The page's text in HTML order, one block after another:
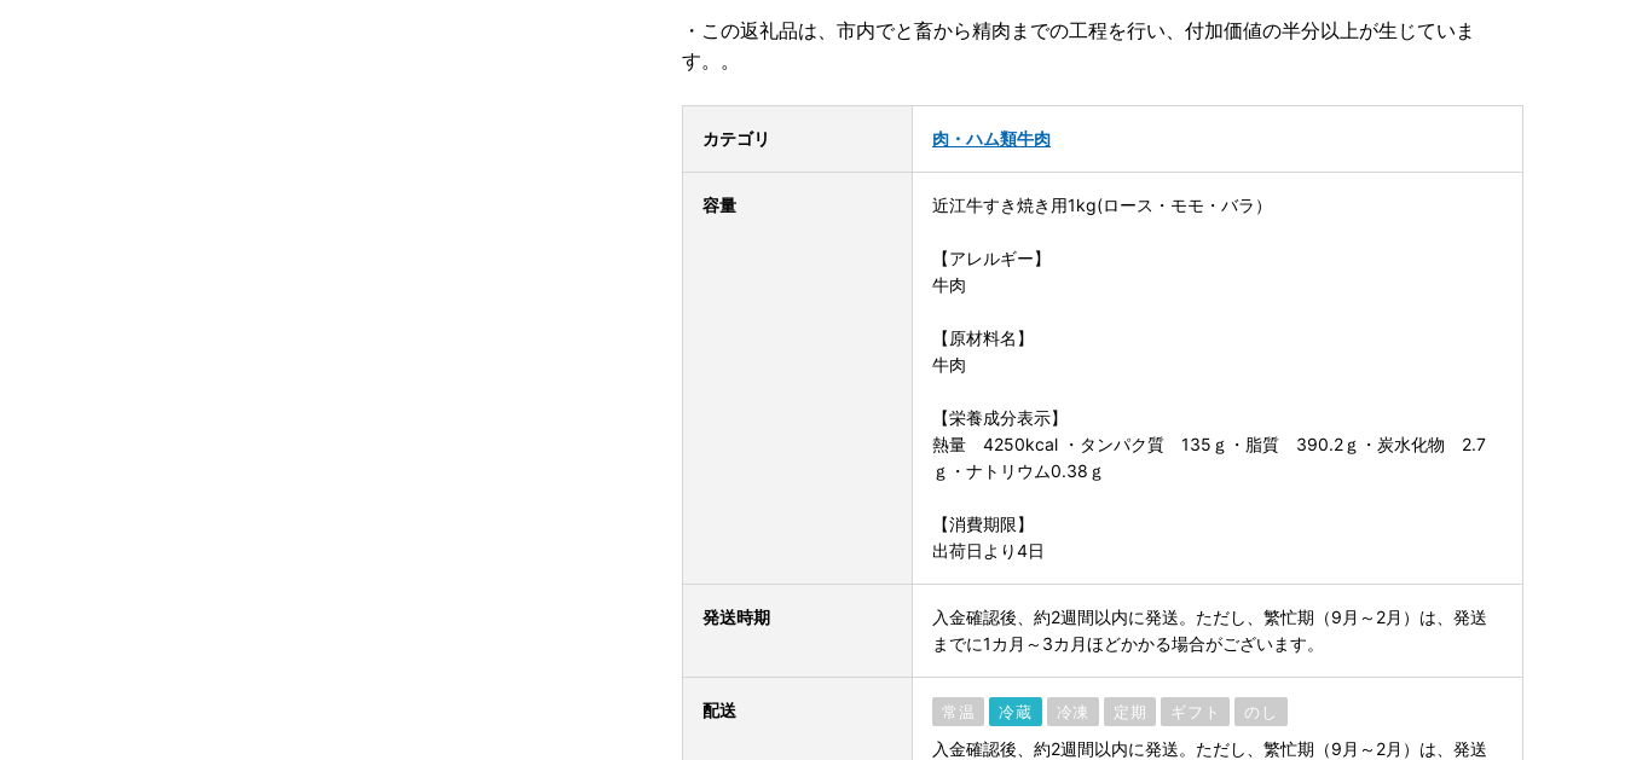
・この返礼品は、市内でと畜から精肉までの工程を行い、付加価値の半分以上が生じていま
す。。
カテゴリ 肉・ハム類牛肉
容量 近江牛すき焼き用1kg(ロース・モモ・バラ）
【アレルギー】
牛肉
【原材料名】
牛肉
【栄養成分表示】
熱量 4250kcal ・タンパク質 135ｇ・脂質 390.2ｇ・炭水化物 2.7
ｇ・ナトリウム0.38ｇ
【消費期限】
出荷日より4日
発送時期
入金確認後、約2週間以内に発送。ただし、繁忙期（9月～2月）は、発送
までに1カ月～3カ月ほどかかる場合がございます。
配送 常温 冷蔵 冷凍 定期 ギフト のし
入金確認後、約2週間以内に発送。ただし、繁忙期（9月～2月）は、発送